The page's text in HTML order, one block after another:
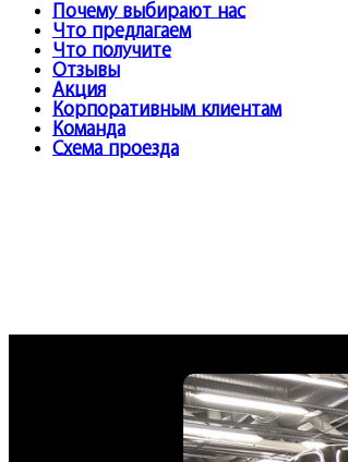
Почему выбирают нас
Что предлагаем
Что получите
Отзывы
Акция
Корпоративным клиентам
Команда
Схема проезда